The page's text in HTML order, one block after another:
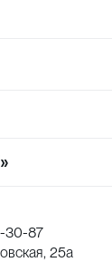
30-87
25а